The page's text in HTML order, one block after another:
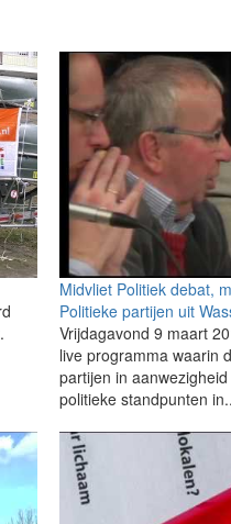
Midvliet Politiek debat,
Politieke partijen uit
Vrijdagavond 9 maart
live programma waarin
partijen in
politieke standpunten